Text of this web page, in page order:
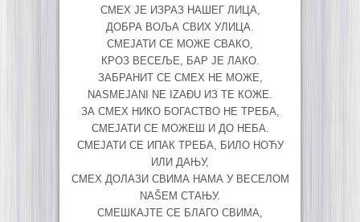
СМЕХ ЈЕ ИЗРАЗ НАШЕГ ЛИЦА,
ДОБРА ВОЉА СВИХ УЛИЦА.
СМЕЈАТИ СЕ МОЖЕ СВАКО,
КРОЗ ВЕСЕЉЕ, БАР ЈЕ ЛАКО.
ЗАБРАНИТ СЕ СМЕХ НЕ МОЖЕ,
NASMEJANI NE IZAĐU ИЗ ТЕ КОЖЕ.
ЗА СМЕХ НИКО БОГАСТВО НЕ ТРЕБА,
СМЕЈАТИ СЕ МОЖЕШ И ДО НЕБА.
СМЕЈАТИ СЕ ИПАК ТРЕБА, БИЛО НОЋУ
ИЛИ ДАЊУ,
СМЕХ ДОЛАЗИ СВИМА НАМА У ВЕСЕЛОМ
NAŠEM СТАЊУ.
СМЕШКАЈТЕ СЕ БЛАГО СВИМА,